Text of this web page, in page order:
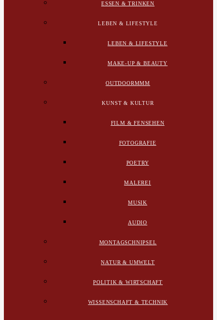
ESSEN & TRINKEN
LEBEN & LIFESTYLE
LEBEN & LIFESTYLE
MAKE-UP & BEAUTY
OUTDOORMMM
KUNST & KULTUR
FILM & FENSEHEN
FOTOGRAFIE
POETRY
MALEREI
MUSIK
AUDIO
MONTAGSCHNIPSEL
NATUR & UMWELT
POLITIK & WIRTSCHAFT
WISSENSCHAFT & TECHNIK